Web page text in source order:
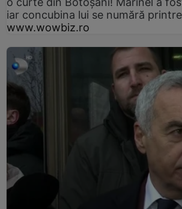
iar concubina lui se numără
www.wowbiz.ro